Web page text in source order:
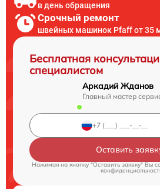
в день обращения
Срочный ремонт
швейных машинок Pfaff от 35
Бесплатная
специалистом
Аркадий Жданов
Главный мастер
Оставить
Нажимая на кнопку "Оставить заявку" Вы